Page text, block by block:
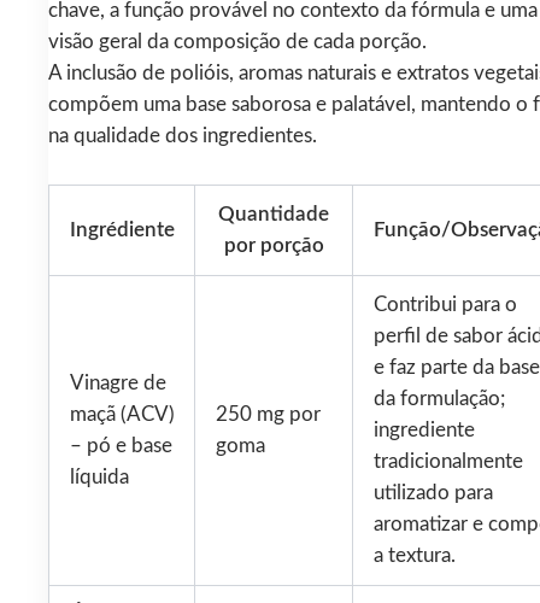
chave, a função provável no contexto da fórmula e uma
visão geral da composição de cada porção.
A inclusão de polióis, aromas naturais e extratos
compõem uma base saborosa e palatável, mantendo o
na qualidade dos ingredientes.
Ingrédiente
Quantidade
por porção
Função/
Vinagre de
maçã (ACV)
– pó e base
líquida
250 mg por
goma
Contribui para o
perfil de sabor
e faz parte da base
da formulação;
ingrediente
tradicionalmente
utilizado para
aromatizar e
a textura.